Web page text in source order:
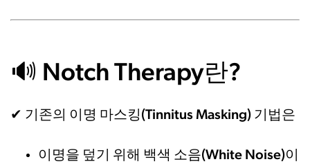
🔊 Notch Therapy란?
✔ 기존의 이명 마스킹(Tinnitus Masking) 기법은
이명을 덮기 위해 백색 소음(White Noise)이